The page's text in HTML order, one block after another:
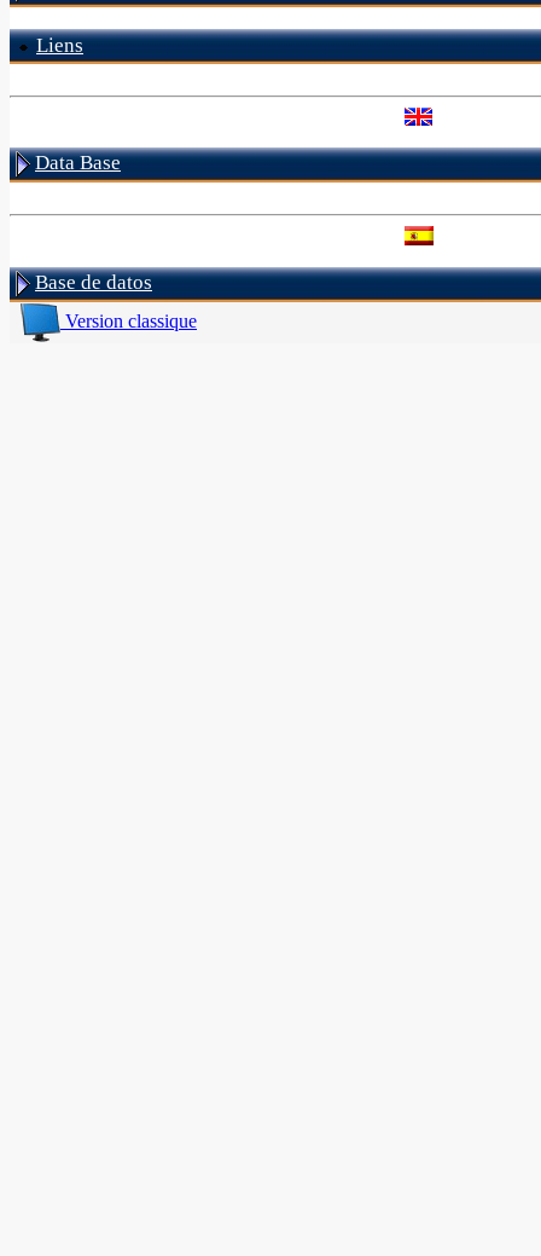
Liens
Data Base
Base de datos
Version classique